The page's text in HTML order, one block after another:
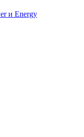
и Energy